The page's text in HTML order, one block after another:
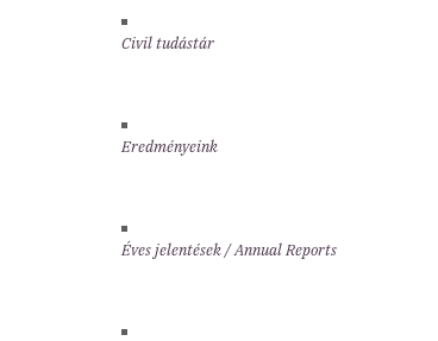
Civil tudástár
Eredményeink
Éves jelentések / Annual Reports